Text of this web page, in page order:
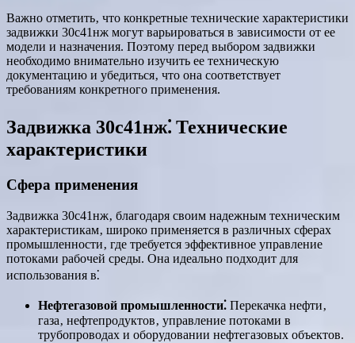
Важно отметить‚ что конкретные технические характеристики
задвижки 30с41нж могут варьироваться в зависимости от ее
модели и назначения. Поэтому перед выбором задвижки
необходимо внимательно изучить ее техническую
документацию и убедиться‚ что она соответствует
требованиям конкретного применения.
Задвижка 30с41нж⁚ Технические
характеристики
Сфера применения
Задвижка 30с41нж‚ благодаря своим надежным техническим
характеристикам‚ широко применяется в различных сферах
промышленности‚ где требуется эффективное управление
потоками рабочей среды. Она идеально подходит для
использования в⁚
Нефтегазовой промышленности⁚ Перекачка нефти‚
газа‚ нефтепродуктов‚ управление потоками в
трубопроводах и оборудовании нефтегазовых объектов.